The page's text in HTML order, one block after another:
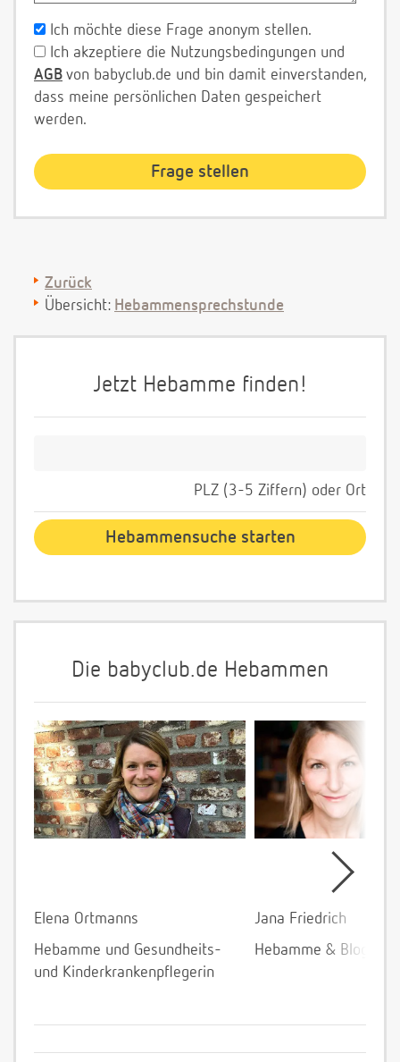
Ich möchte diese Frage anonym stellen.
Ich akzeptiere die Nutzungsbedingungen und
AGB von babyclub.de und bin damit einverstanden,
dass meine persönlichen Daten gespeichert
werden.
Zurück
Übersicht: Hebammensprechstunde
Jetzt Hebamme finden!
PLZ (3-5 Ziffern) oder Ort
Die babyclub.de Hebammen
Elena Ortmanns
Hebamme und Gesundheits-
und Kinderkrankenpflegerin
Jana Friedrich
Hebamme &